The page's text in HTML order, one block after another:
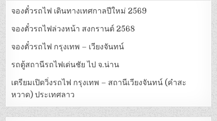
จองตั๋วรถไฟ เดินทางเทศกาลปีใหม่ 2569
จองตั๋วรถไฟล่วงหน้า สงกรานต์ 2568
จองตั๋วรถไฟ กรุงเทพ – เวียงจันทน์
รถตู้สถานีรถไฟเด่นชัย ไป จ.น่าน
เตรียมเปิดวิ่งรถไฟ กรุงเทพ – สถานีเวียงจันทน์ (คำสะ
หวาด) ประเทศลาว